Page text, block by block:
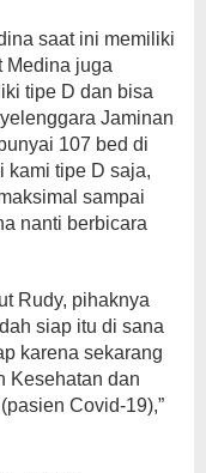
saat ini memiliki
Medina juga
tipe D dan bisa
Jaminan
107 bed di
kami tipe D saja,
sampai
nanti berbicara
Rudy, pihaknya
siap itu di sana
karena sekarang
Kesehatan dan
Covid-19),”